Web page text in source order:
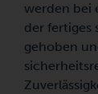
werden bei
der fertiges
gehoben